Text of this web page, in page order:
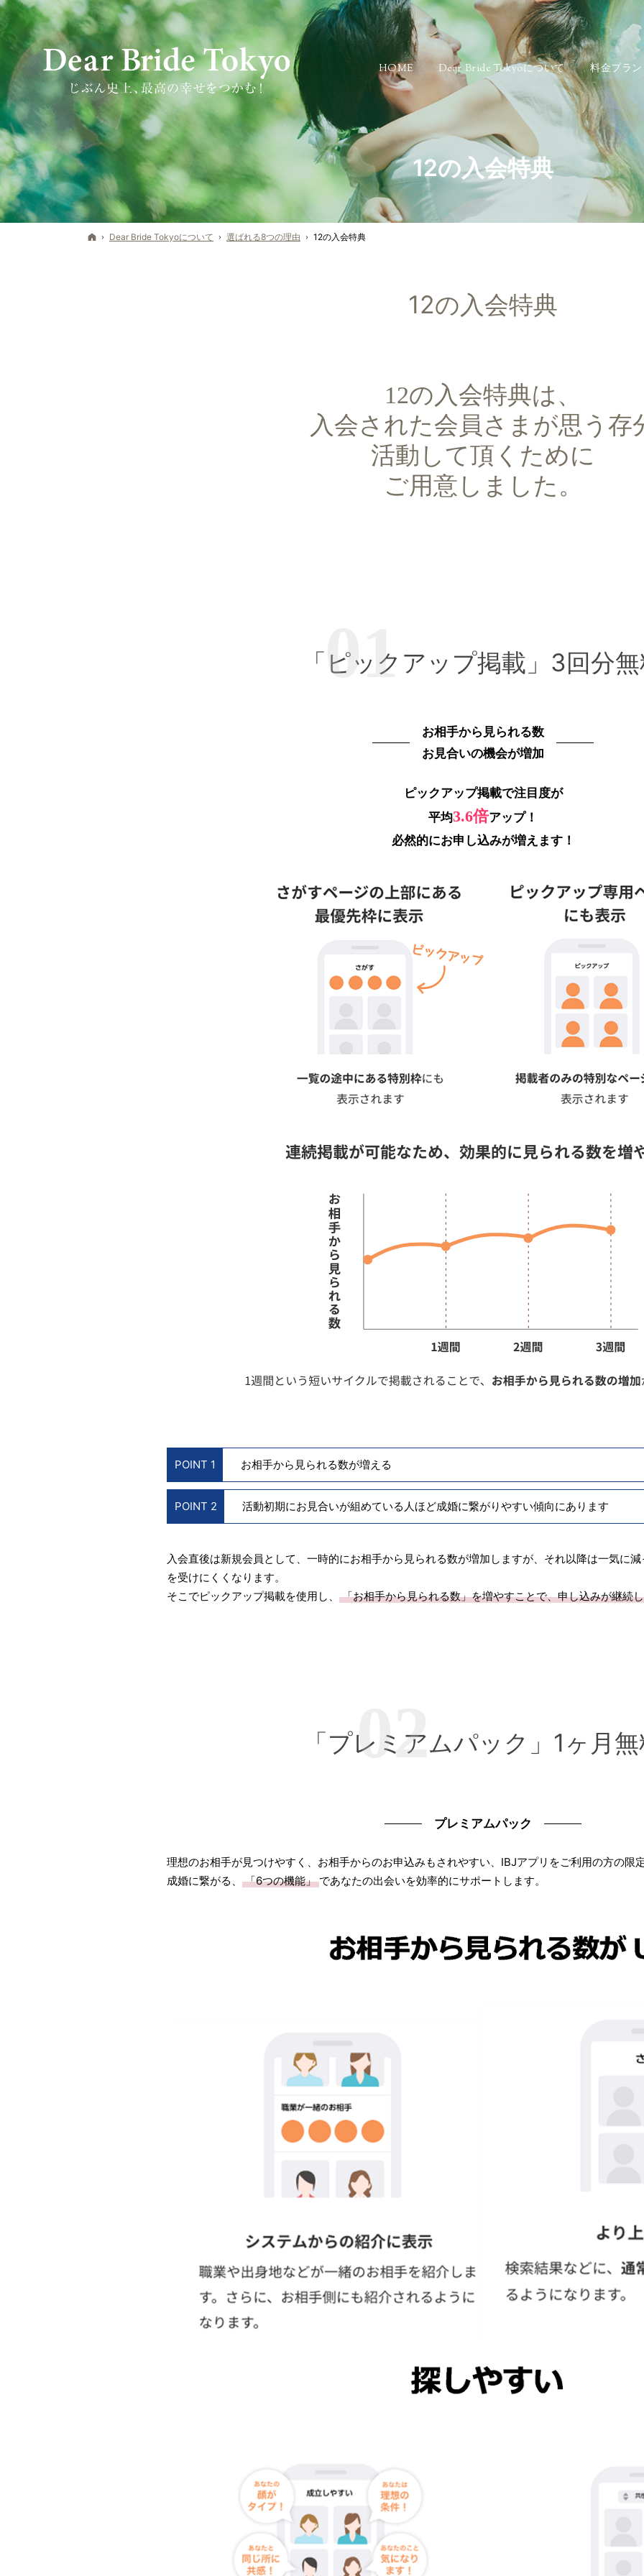
12の入会特典
ホーム
Dear Bride Tokyoについて 選ばれる8つの理由 12の入会特典
12の入会特典
12の入会特典は、
入会された会員さまが思う存
活動して頂くために
ご用意しました。
「ピックアップ掲載」3回分
お相手から見られる数
お見合いの機会が増加
ピックアップ掲載で注目度が
平均3.6倍アップ！
必然的にお申し込みが増えます！
POINT 1 お相手から見られる数が増える
POINT 2 活動初期にお見合いが組めている人ほど成婚に繋がりやすい傾向にあります
入会直後は新規会員として、一時的にお相手から見られる数が増加しますが、それ以降は一気に
を受けにくくなります。
そこでピックアップ掲載を使用し、
「お相手から見られる数」を増やすことで、申し込みが継続
「プレミアムパック」1ヶ月
プレミアムパック
理想のお相手が見つけやすく、お相手からのお申込みもされやすい、IBJアプリをご利用の方の限
成婚に繋がる、
「6つの機能」であなたの出会いを効率的にサポートします。
HOME Dear Bride Tokyoについて 料金プラン